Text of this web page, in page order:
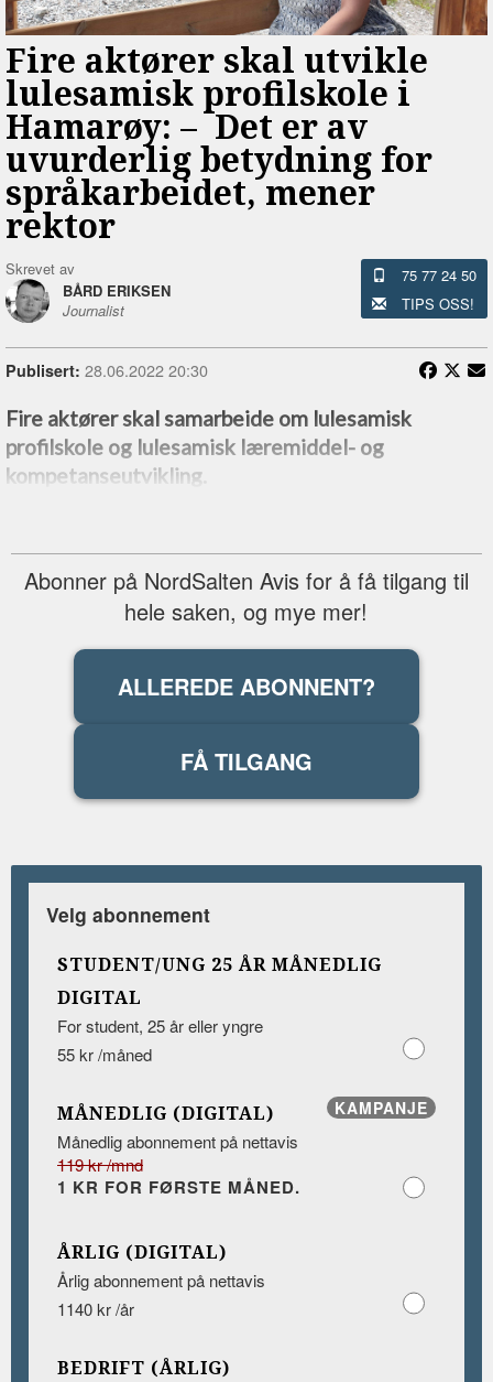
Fire aktører skal utvikle
lulesamisk profilskole i
Hamarøy: –⁠ Det er av
uvurderlig betydning for
språkarbeidet, mener
rektor
Skrevet av
BÅRD ERIKSEN
Journalist
75 77 24 50
TIPS OSS!
Publisert: 28.06.2022 20:30
Fire aktører skal samarbeide om lulesamisk
profilskole og lulesamisk læremiddel- og
kompetanseutvikling.
Abonner på NordSalten Avis for å få tilgang til
hele saken, og mye mer!
ALLEREDE ABONNENT?
FÅ TILGANG
Velg abonnement
STUDENT/UNG 25 ÅR MÅNEDLIG
DIGITAL
For student, 25 år eller yngre
55 kr /måned
KAMPANJE
MÅNEDLIG (DIGITAL)
Månedlig abonnement på nettavis
119 kr /mnd
1 KR FOR FØRSTE MÅNED.
ÅRLIG (DIGITAL)
Årlig abonnement på nettavis
1140 kr /år
BEDRIFT (ÅRLIG)